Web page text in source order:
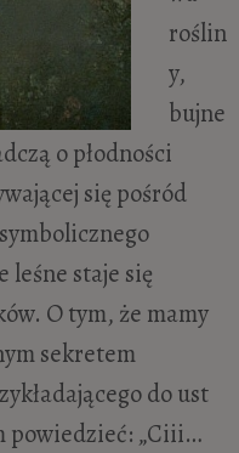
roślin
y,
bujne
o płodności
się pośród
leśne staje się
O tym, że mamy
sekretem
do ust
powiedzieć: „Ciii…